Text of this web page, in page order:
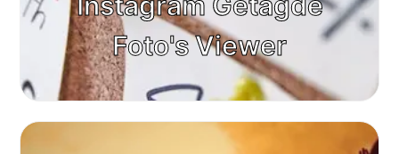
Foto's Viewer